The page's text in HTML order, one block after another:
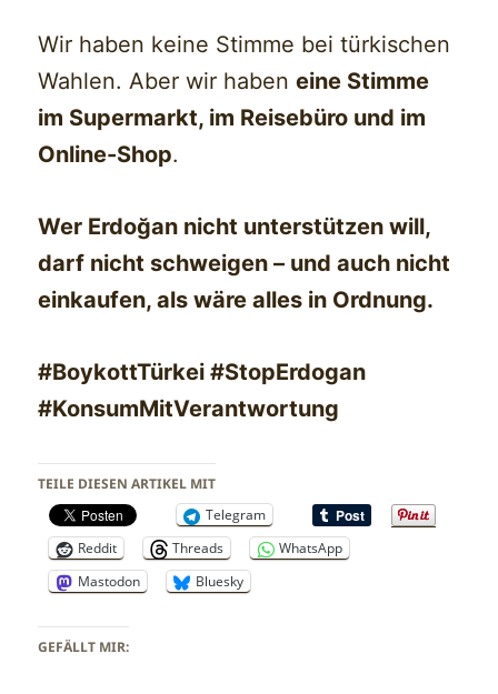
Wir haben keine Stimme bei türkischen
Wahlen. Aber wir habeneine Stimme
im Supermarkt, im Reisebüro und im
Online-Shop.
Wer Erdoğan nicht unterstützen will,
darf nicht schweigen – und auch nicht
einkaufen, als wäre alles in Ordnung.
#BoykottTürkei #StopErdogan
#KonsumMitVerantwortung
TEILE DIESEN ARTIKEL MIT
Telegram
Reddit
Threads
WhatsApp
Mastodon
Bluesky
GEFÄLLT MIR: